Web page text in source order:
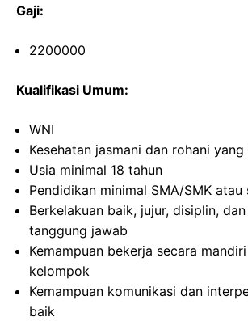
Gaji:
2200000
Kualifikasi Umum:
WNI
Kesehatan jasmani dan rohani
Usia minimal 18 tahun
Pendidikan minimal SMA/SMK atau
Berkelakuan baik, jujur, disiplin,
tanggung jawab
Kemampuan bekerja secara
kelompok
Kemampuan komunikasi dan
baik